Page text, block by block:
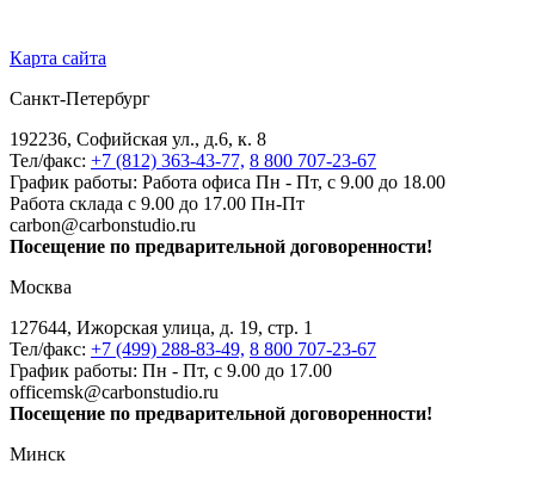
Карта сайта
Санкт-Петербург
192236, Софийская ул., д.6, к. 8
Тел/факс: +7 (812) 363-43-77, 8 800 707-23-67
График работы: Работа офиса Пн - Пт, с 9.00 до 18.00
Работа склада с 9.00 до 17.00 Пн-Пт
carbon@carbonstudio.ru
Посещение по предварительной договоренности!
Москва
127644, Ижорская улица, д. 19, стр. 1
Тел/факс: +7 (499) 288-83-49, 8 800 707-23-67
График работы: Пн - Пт, с 9.00 до 17.00
officemsk@carbonstudio.ru
Посещение по предварительной договоренности!
Минск